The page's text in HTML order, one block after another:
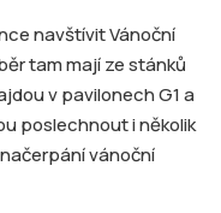
navštívit Vánoční
tam mají ze stánků
v pavilonech G1 a
poslechnout i několik
vánoční